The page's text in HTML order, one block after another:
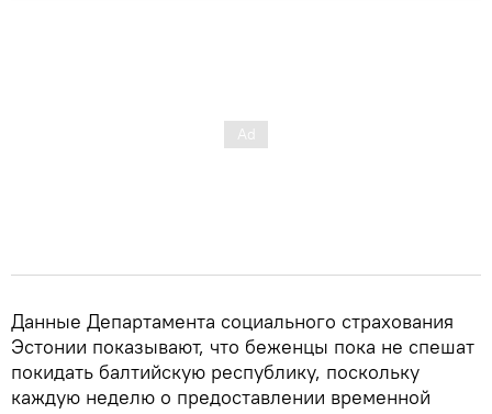
Данные Департамента социального страхования
Эстонии показывают, что беженцы пока не спешат
покидать балтийскую республику, поскольку
каждую неделю о предоставлении временной